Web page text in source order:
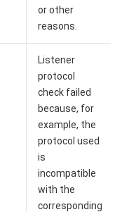
or other
reasons.
Listener
protocol
check failed
because, for
example, the
protocol used
is
incompatible
with the
corresponding